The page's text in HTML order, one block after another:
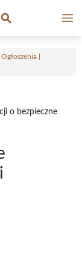
|
o bezpieczne